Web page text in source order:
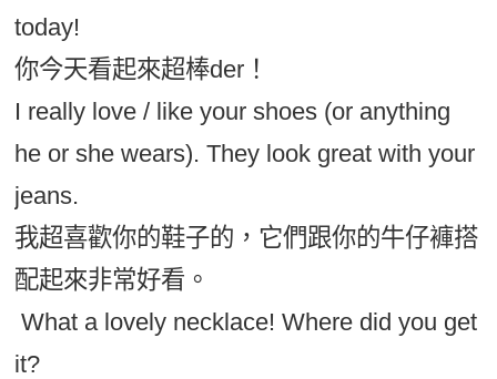
today!
你今天看起來超棒der！
I really love / like your shoes (or anything
he or she wears). They look great with your
jeans.
我超喜歡你的鞋子的，它們跟你的牛仔褲搭
配起來非常好看。
What a lovely necklace! Where did you get
it?